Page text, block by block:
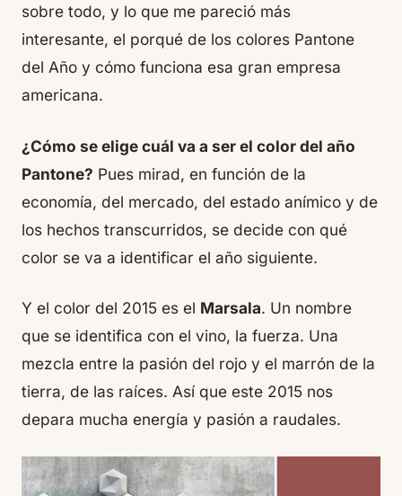
sobre todo, y lo que me pareció más
interesante, el porqué de los colores Pantone
del Año y cómo funciona esa gran empresa
americana.
¿Cómo se elige cuál va a ser el color del año
Pantone? Pues mirad, en función de la
economía, del mercado, del estado anímico y de
los hechos transcurridos, se decide con qué
color se va a identificar el año siguiente.
Y el color del 2015 es el Marsala. Un nombre
que se identifica con el vino, la fuerza. Una
mezcla entre la pasión del rojo y el marrón de la
tierra, de las raíces. Así que este 2015 nos
depara mucha energía y pasión a raudales.